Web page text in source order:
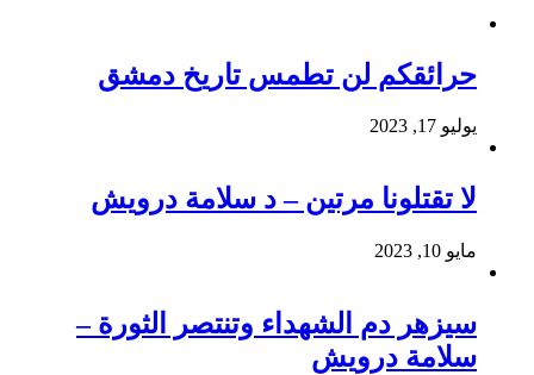
حرائقكم لن تطمس تاريخ دمشق
يوليو 17, 2023
لا تقتلونا مرتين – د سلامة درويش
مايو 10, 2023
سيزهر دم الشهداء وتنتصر الثورة –
سلامة درويش